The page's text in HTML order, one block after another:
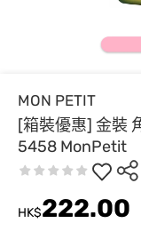
MON PETIT
[箱裝優惠] 金裝
5458 MonPetit
HK$222.00